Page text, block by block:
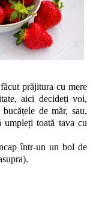
prăjitura cu mere
aici decideți voi,
de măr, sau,
toată tava cu
într-un un bol de